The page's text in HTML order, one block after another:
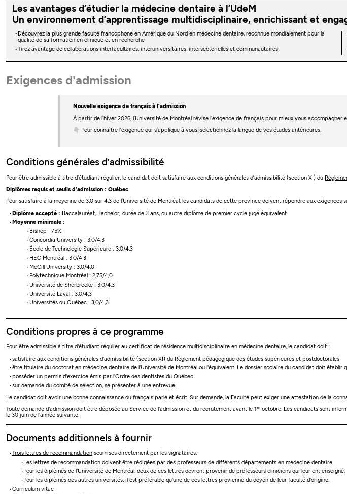
Les avantages d’étudier la médecine dentaire à l’UdeM
Un environnement d’apprentissage multidisciplinaire, enrichissant et
Découvrez la plus grande faculté francophone en Amérique du Nord en médecine dentaire, reconnue mondialement pour la
qualité de sa formation en clinique et en recherche
Tirez avantage de collaborations interfacultaires, interuniversitaires, intersectorielles et communautaires
Exigences d'admission
Nouvelle exigence de français à l’admission
À partir de l’hiver 2026, l’Université de Montréal révise l’exigence de français pour mieux vous
👇 Pour connaître l’exigence qui s’applique à vous, sélectionnez la langue de vos études antérieures.
Conditions générales d’admissibilité
Pour être admissible à titre d’étudiant régulier, le candidat doit satisfaire aux conditions générales d’admissibilité (section XI) du
Diplômes requis et seuils d’admission : Québec
Pour satisfaire à la moyenne de 3,0 sur 4,3 de l’Université de Montréal, les candidats de cette province doivent répondre aux exigences
Diplôme accepté : Baccalauréat, Bachelor; durée de 3 ans, ou autre diplôme de premier cycle jugé équivalent.
Moyenne minimale :
Bishop : 75%
Concordia University : 3,0/4,3
École de Technologie Supérieure : 3,0/4,3
HEC Montréal : 3,0/4,3
McGill University : 3,0/4,0
Polytechnique Montréal : 2,75/4,0
Université de Sherbrooke : 3,0/4,3
Université Laval : 3,0/4,3
Universités du Québec : 3,0/4,3
Conditions propres à ce programme
Pour être admissible à titre d'étudiant régulier au certificat de résidence multidisciplinaire en médecine dentaire, le candidat doit :
satisfaire aux conditions générales d'admissibilité (section XI) du Règlement pédagogique des études supérieures et postdoctorales
être titulaire du doctorat en médecine dentaire de l'Université de Montréal ou l'équivalent. Le dossier scolaire du candidat doit
posséder un permis d'exercice émis par l'Ordre des dentistes du Québec
sur demande du comité de sélection, se présenter à une entrevue.
Le candidat doit avoir une bonne connaissance du français parlé et écrit. Sur demande, la Faculté peut exiger une attestation de la
Toute demande d'admission doit être déposée au Service de l'admission et du recrutement avant le 1er octobre. Les candidats sont
le 30 juin de l'année suivante.
Documents additionnels à fournir
Trois lettres de recommandationsoumises directement par les signataires:
Les lettres de recommandation doivent être rédigées par des professeurs de différents départements en médecine dentaire.
Pour les diplômés de l'Université de Montréal, deux de ces lettres devront provenir de professeurs cliniciens qui leur ont enseigné.
Pour les diplômés des autres universités, il est préférable qu'une de ces lettres provienne du doyen de leur faculté d'origine.
Curriculum vitae